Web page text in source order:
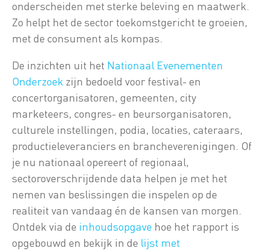
onderscheiden met sterke beleving en maatwerk.
Zo helpt het de sector toekomstgericht te groeien,
met de consument als kompas.
De inzichten uit het Nationaal Evenementen
Onderzoek zijn bedoeld voor festival- en
concertorganisatoren, gemeenten, city
marketeers, congres- en beursorganisatoren,
culturele instellingen, podia, locaties, cateraars,
productieleveranciers en brancheverenigingen. Of
je nu nationaal opereert of regionaal,
sectoroverschrijdende data helpen je met het
nemen van beslissingen die inspelen op de
realiteit van vandaag én de kansen van morgen.
Ontdek via de inhoudsopgave hoe het rapport is
opgebouwd en bekijk in de lijst met